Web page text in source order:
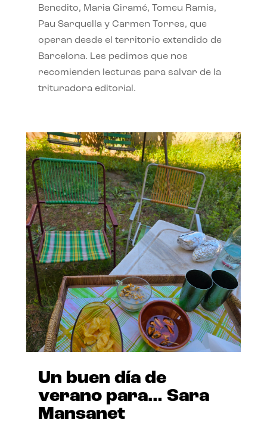
Benedito, Maria Giramé, Tomeu Ramis,
Pau Sarquella y Carmen Torres, que
operan desde el territorio extendido de
Barcelona. Les pedimos que nos
recomienden lecturas para salvar de la
trituradora editorial.
Un buen día de
verano para… Sara
Mansanet